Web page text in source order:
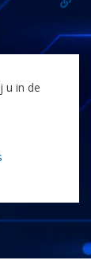
u in de